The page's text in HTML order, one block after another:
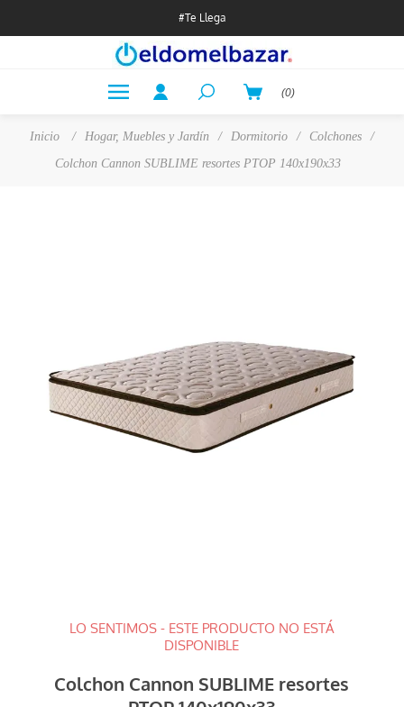
#Te Llega
(0)
Inicio / Hogar, Muebles y Jardín / Dormitorio / Colchones
/
Colchon Cannon SUBLIME resortes PTOP 140x190x33
LO SENTIMOS - ESTE PRODUCTO NO ESTÁ
DISPONIBLE
Colchon Cannon SUBLIME resortes